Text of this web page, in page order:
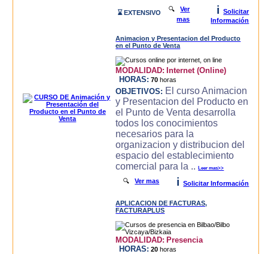
⌛ EXTENSIVO 🔍Ver
mas
i
Solicitar
Información
Animacion y Presentacion del Producto
en el Punto de Venta
MODALIDAD: Internet (Online)
HORAS: 70 horas
OBJETIVOS: El curso Animacion
y Presentacion del Producto en
el Punto de Venta desarrolla
todos los conocimientos
necesarios para la
organizacion y distribucion del
espacio del establecimiento
comercial para la ..Leer mas>>
🔍Ver mas i Solicitar Información
APLICACION DE FACTURAS,
FACTURAPLUS
MODALIDAD: Presencia
HORAS: 20 horas